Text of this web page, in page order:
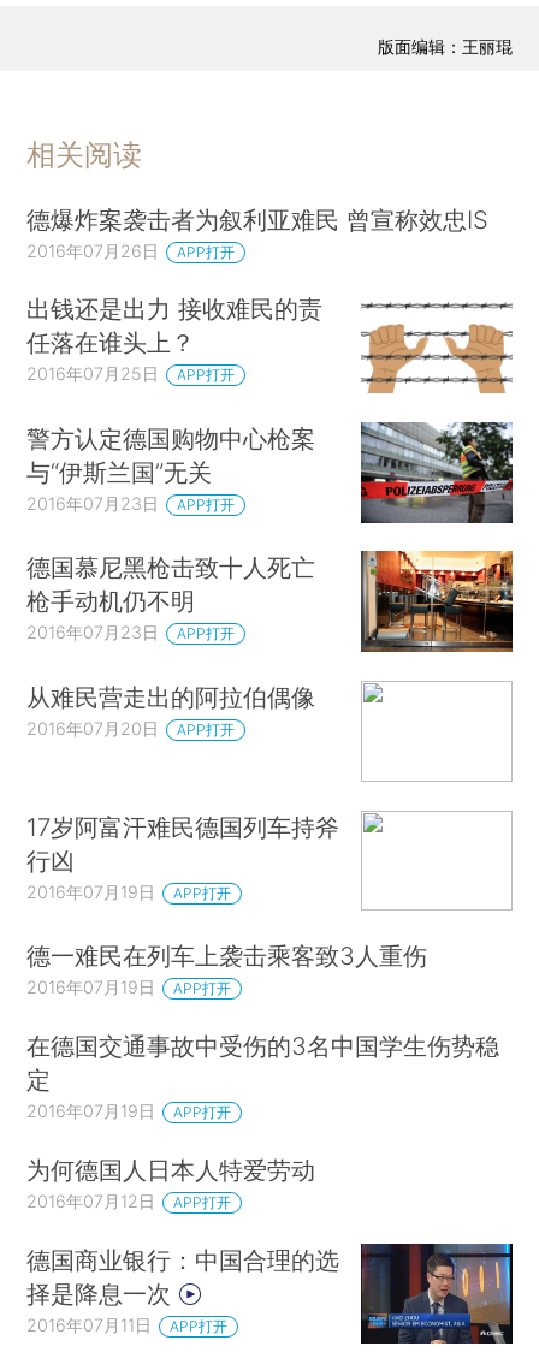
版面编辑：王丽琨
相关阅读
德爆炸案袭击者为叙利亚难民 曾宣称效忠IS
2016年07月26日 APP打开
出钱还是出力 接收难民的责
任落在谁头上？
2016年07月25日 APP打开
警方认定德国购物中心枪案
与“伊斯兰国”无关
2016年07月23日 APP打开
德国慕尼黑枪击致十人死亡
枪手动机仍不明
2016年07月23日 APP打开
从难民营走出的阿拉伯偶像
2016年07月20日 APP打开
17岁阿富汗难民德国列车持斧
行凶
2016年07月19日 APP打开
德一难民在列车上袭击乘客致3人重伤
2016年07月19日 APP打开
在德国交通事故中受伤的3名中国学生伤势稳
定
2016年07月19日 APP打开
为何德国人日本人特爱劳动
2016年07月12日 APP打开
德国商业银行：中国合理的选
择是降息一次
2016年07月11日 APP打开